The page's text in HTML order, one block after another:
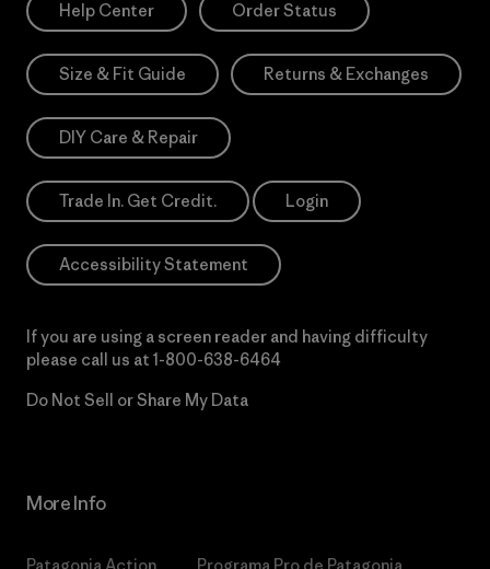
Help Center Order Status
Size & Fit Guide Returns & Exchanges
DIY Care & Repair
Trade In. Get Credit. Login
Accessibility Statement
If you are using a screen reader and having difficulty
please call us at 1-800-638-6464
Do Not Sell or Share My Data
More Info